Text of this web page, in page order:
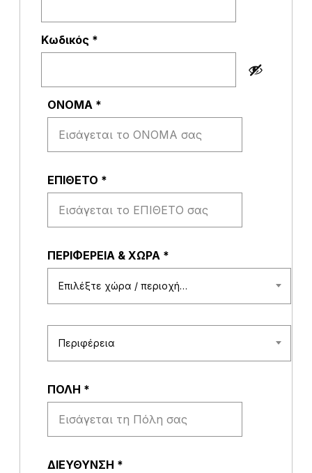
ί
α
Κωδικός *Α
π
ε
ί
τ
α
ΟΝΟΜΑ *
ΕΠΙΘΕΤΟ *
ΠΕΡΙΦΕΡΕΙΑ & ΧΩΡΑ *
Επιλέξτε χώρα / περιοχή…
Περιφέρεια
ΠΟΛΗ *
ΔΙΕΥΘΥΝΣΗ *